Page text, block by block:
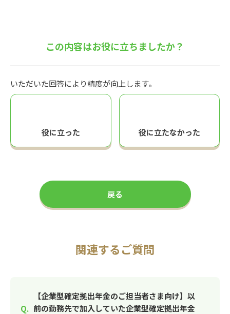
この内容はお役に立ちましたか？
いただいた回答により精度が向上します。
役に立った 役に立たなかった
戻る
関連するご質問
【企業型確定拠出年金のご担当者さま向け】以
前の勤務先で加入していた企業型確定拠出年金